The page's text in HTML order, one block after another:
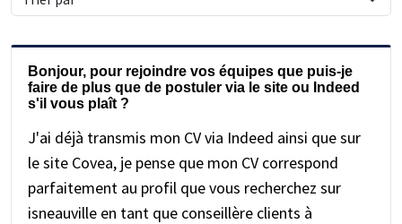
clé
Bonjour, pour rejoindre vos équipes que puis-je
faire de plus que de postuler via le site ou Indeed
s'il vous plaît ?
J'ai déjà transmis mon CV via Indeed ainsi que sur
le site Covea, je pense que mon CV correspond
parfaitement au profil que vous recherchez sur
isneauville en tant que conseillère clients à